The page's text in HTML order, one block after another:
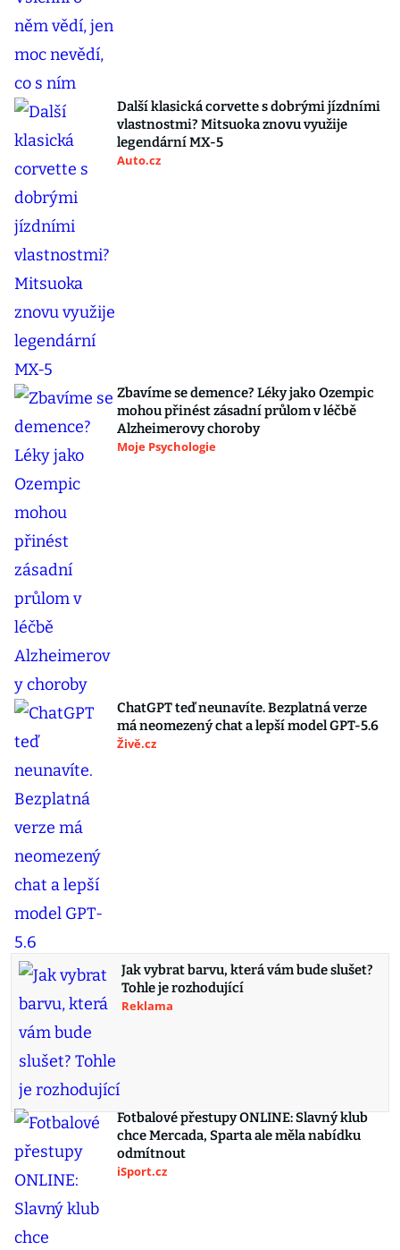
Další klasická corvette s dobrými jízdními
vlastnostmi? Mitsuoka znovu využije
legendární MX-5
Auto.cz
Zbavíme se demence? Léky jako Ozempic
mohou přinést zásadní průlom v léčbě
Alzheimerovy choroby
Moje Psychologie
ChatGPT teď neunavíte. Bezplatná verze
má neomezený chat a lepší model GPT-5.6
Živě.cz
Jak vybrat barvu, která vám bude slušet?
Tohle je rozhodující
Reklama
Fotbalové přestupy ONLINE: Slavný klub
chce Mercada, Sparta ale měla nabídku
odmítnout
iSport.cz